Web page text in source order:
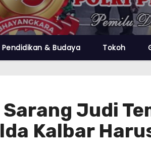
Pendidikan & Budaya Tokoh
Judi
Kalbar